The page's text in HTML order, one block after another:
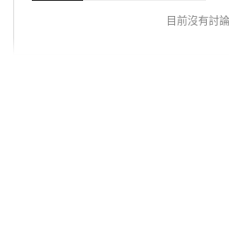
目前沒有討論